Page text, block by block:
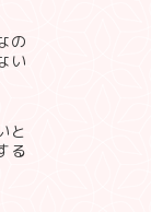
の
い
と
る